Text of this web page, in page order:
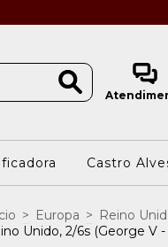
Castro
> Europa > Reino
Unido, 2/6s (George V -